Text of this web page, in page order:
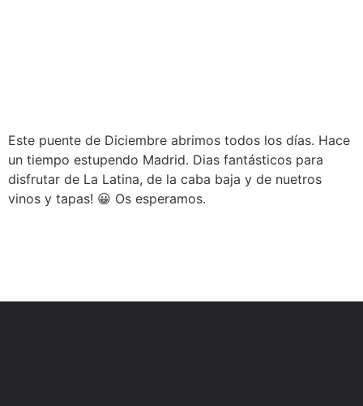
Este puente de Diciembre abrimos todos los días. Hace
un tiempo estupendo Madrid. Dias fantásticos para
disfrutar de La Latina, de la caba baja y de nuetros
vinos y tapas! 😀 Os esperamos.